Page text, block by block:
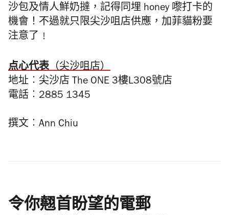
沙包及情人鮮奶撻，記得同埋 honey 嚟打卡的
機會！不過就只限尖沙咀店供應，加菲貓粉要
注意了﹗
点心代表（尖沙咀店）
地址︰尖沙店 The ONE 3樓L308號店
電話︰2885 1345
撰文︰Ann Chiu
令你翹首盼望的電郵